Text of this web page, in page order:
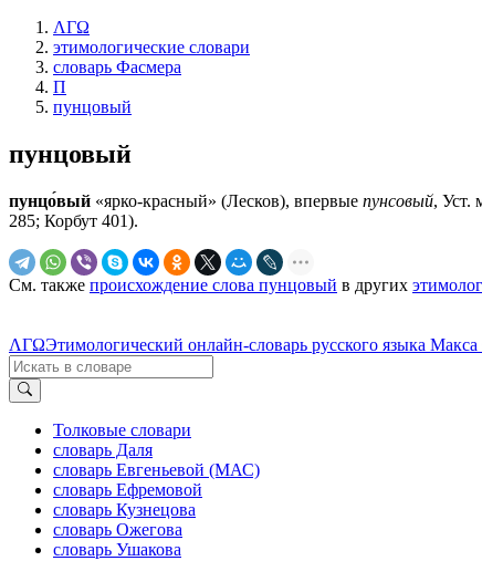
ΛΓΩ
этимологические словари
словарь Фасмера
П
пунцовый
пунцовый
пунцо́вый «ярко-красный» (Лесков), впервые пунсовый, Уст.
285; Корбут 401).
См. также происхождение слова пунцовый в других
ΛΓΩЭтимологический онлайн-словарь русского языка
Толковые словари
словарь Даля
словарь Евгеньевой (МАС)
словарь Ефремовой
словарь Кузнецова
словарь Ожегова
словарь Ушакова